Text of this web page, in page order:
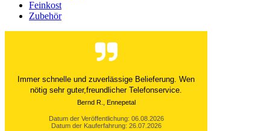
Feinkost
Zubehör
Der Versand ist immer innerhalb von 24 Stunden
abgewickelt. Grossartig. Ich liebe die 1kg
Alubeutel.
Datum der Veröffentlichung: 06.08.2026
Datum der Kauferfahrung: 27.07.2026